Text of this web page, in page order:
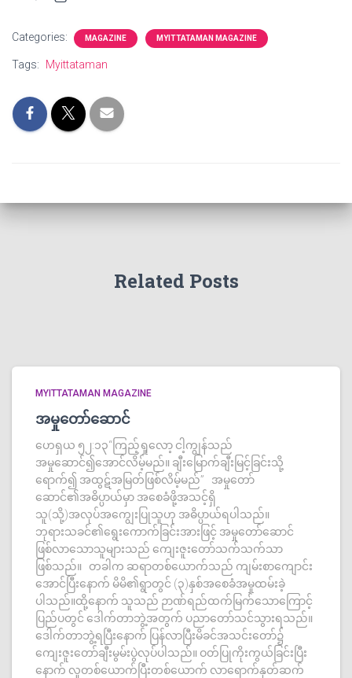
Categories: MAGAZINE MYITTATAMAN MAGAZINE
Tags: Myittataman
Related Posts
MYITTATAMAN MAGAZINE
အမှုတော်ဆောင်
ဟေရှယ ၅၂:၁၃“ကြည့်ရှုလော့ ငါ့ကျွန်သည်
အမှုဆောင်၍အောင်လိမ့်မည်။ ချီးမြောက်ချီးမြင့်ခြင်းသို့
ရောက်၍ အထွဋ်အမြတ်ဖြစ်လိမ့်မည်” အမှုတော်
ဆောင်၏အဓိပ္ပာယ်မှာ အစေခံဖို့အသင့်ရှိ
သူ(သို့)အလုပ်အကျွေးပြုသူဟု အဓိပ္ပာယ်ရပါသည်။
ဘုရားသခင်၏ရွေးကောက်ခြင်းအားဖြင့် အမှုတော်ဆောင်
ဖြစ်လာသောသူများသည် ကျေးဇူးတော်သက်သက်သာ
ဖြစ်သည်။ တခါက ဆရာတစ်ယောက်သည် ကျမ်းစာကျောင်း
အောင်ပြီးနောက် မိမိ၏ရွာတွင် (၃)နှစ်အစေခံအမှုထမ်းခဲ့
ပါသည်။ထို့နောက် သူသည် ဉာဏ်ရည်ထက်မြက်သောကြောင့်
ပြည်ပတွင် ဒေါက်တာဘွဲ့အတွက် ပညာတော်သင်သွားရသည်။
ဒေါက်တာဘွဲ့ရပြီးနောက် ပြန်လာပြီးမိခင်အသင်းတော်၌
ကျေးဇူးတော်ချီးမွမ်းပွဲလုပ်ပါသည်။ ဝတ်ပြုကိုးကွယ်ခြင်းပြီး
နောက် လူတစ်ယောက်ပြီးတစ်ယောက် လာရောက်နုတ်ဆက်